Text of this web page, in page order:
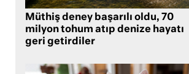
Müthiş deney başarılı oldu, 70
milyon tohum atıp denize hayatı
geri getirdiler